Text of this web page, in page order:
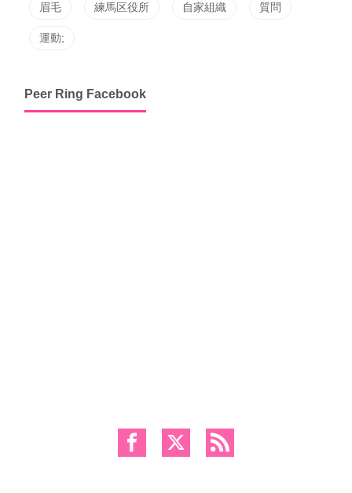
眉毛 練馬区役所 自家組織 質問
運動;
Peer Ring Facebook